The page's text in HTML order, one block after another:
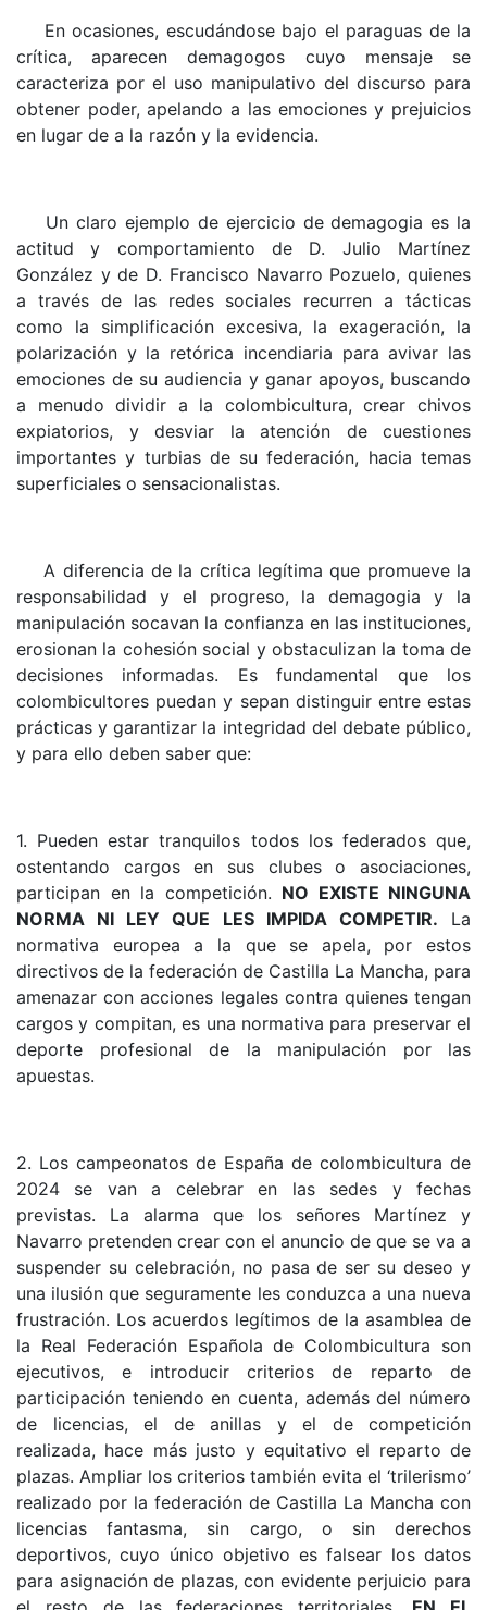
En ocasiones, escudándose bajo el paraguas de la
crítica, aparecen demagogos cuyo mensaje se
caracteriza por el uso manipulativo del discurso para
obtener poder, apelando a las emociones y prejuicios
en lugar de a la razón y la evidencia.
Un claro ejemplo de ejercicio de demagogia es la
actitud y comportamiento de D. Julio Martínez
González y de D. Francisco Navarro Pozuelo, quienes
a través de las redes sociales recurren a tácticas
como la simplificación excesiva, la exageración, la
polarización y la retórica incendiaria para avivar las
emociones de su audiencia y ganar apoyos, buscando
a menudo dividir a la colombicultura, crear chivos
expiatorios, y desviar la atención de cuestiones
importantes y turbias de su federación, hacia temas
superficiales o sensacionalistas.
A diferencia de la crítica legítima que promueve la
responsabilidad y el progreso, la demagogia y la
manipulación socavan la confianza en las instituciones,
erosionan la cohesión social y obstaculizan la toma de
decisiones informadas. Es fundamental que los
colombicultores puedan y sepan distinguir entre estas
prácticas y garantizar la integridad del debate público,
y para ello deben saber que:
1. Pueden estar tranquilos todos los federados que,
ostentando cargos en sus clubes o asociaciones,
participan en la competición. NO EXISTE NINGUNA
NORMA NI LEY QUE LES IMPIDA COMPETIR. La
normativa europea a la que se apela, por estos
directivos de la federación de Castilla La Mancha, para
amenazar con acciones legales contra quienes tengan
cargos y compitan, es una normativa para preservar el
deporte profesional de la manipulación por las
apuestas.
2. Los campeonatos de España de colombicultura de
2024 se van a celebrar en las sedes y fechas
previstas. La alarma que los señores Martínez y
Navarro pretenden crear con el anuncio de que se va a
suspender su celebración, no pasa de ser su deseo y
una ilusión que seguramente les conduzca a una nueva
frustración. Los acuerdos legítimos de la asamblea de
la Real Federación Española de Colombicultura son
ejecutivos, e introducir criterios de reparto de
participación teniendo en cuenta, además del número
de licencias, el de anillas y el de competición
realizada, hace más justo y equitativo el reparto de
plazas. Ampliar los criterios también evita el ‘trilerismo’
realizado por la federación de Castilla La Mancha con
licencias fantasma, sin cargo, o sin derechos
deportivos, cuyo único objetivo es falsear los datos
para asignación de plazas, con evidente perjuicio para